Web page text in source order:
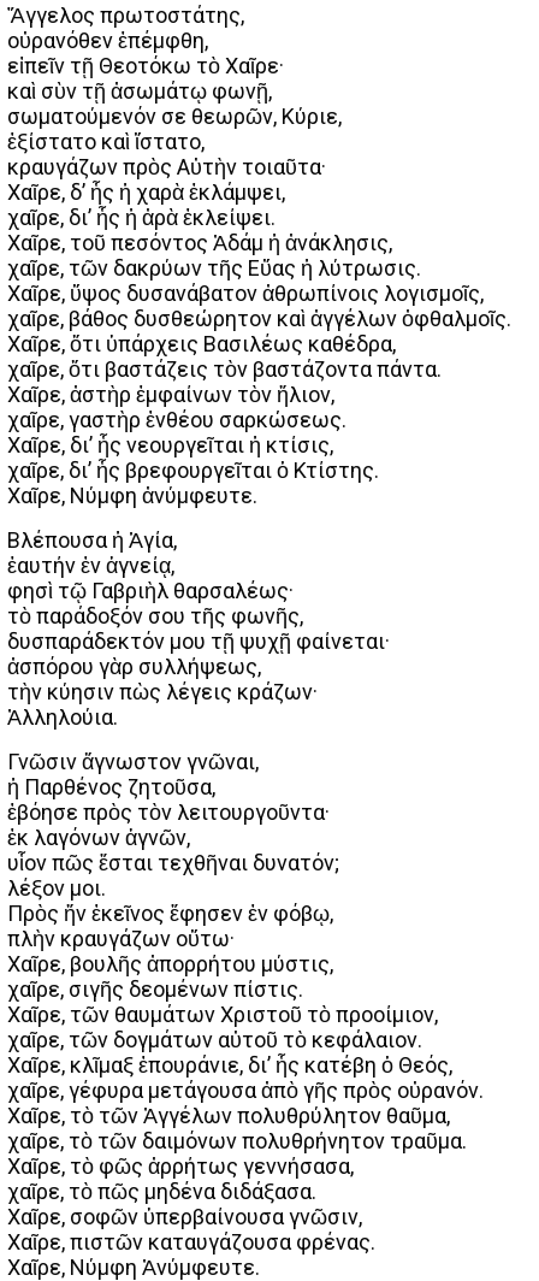
Ἄγγελος πρωτοστάτης,
οὐρανόθεν ἐπέμφθη,
εἰπεῖν τῇ Θεοτόκω τὸ Χαῖρε·
καὶ σὺν τῇ ἀσωμάτῳ φωνῇ,
σωματούμενόν σε θεωρῶν, Κύριε,
ἐξίστατο καὶ ἵστατο,
κραυγάζων πρὸς Αὐτὴν τοιαῦτα·
Χαῖρε, δ’ ἧς ἡ χαρὰ ἐκλάμψει,
χαῖρε, δι’ ἧς ἡ ἀρὰ ἐκλείψει.
Χαῖρε, τοῦ πεσόντος Ἀδάμ ἡ ἀνάκλησις,
χαῖρε, τῶν δακρύων τῆς Εὔας ἡ λύτρωσις.
Χαῖρε, ὕψος δυσανάβατον ἀθρωπίνοις λογισμοῖς,
χαῖρε, βάθος δυσθεώρητον καὶ ἀγγέλων ὀφθαλμοῖς.
Χαῖρε, ὅτι ὑπάρχεις Βασιλέως καθέδρα,
χαῖρε, ὅτι βαστάζεις τὸν βαστάζοντα πάντα.
Χαῖρε, ἀστὴρ ἐμφαίνων τὸν ἥλιον,
χαῖρε, γαστὴρ ἐνθέου σαρκώσεως.
Χαῖρε, δι’ ἧς νεουργεῖται ἡ κτίσις,
χαῖρε, δι’ ἧς βρεφουργεῖται ὁ Κτίστης.
Χαῖρε, Νύμφη ἀνύμφευτε.
Βλέπουσα ἡ Ἁγία,
ἑαυτήν ἐν ἁγνείᾳ,
φησὶ τῷ Γαβριὴλ θαρσαλέως·
τὸ παράδοξόν σου τῆς φωνῆς,
δυσπαράδεκτόν μου τῇ ψυχῇ φαίνεται·
ἀσπόρου γὰρ συλλήψεως,
τὴν κύησιν πὼς λέγεις κράζων·
Ἀλληλούια.
Γνῶσιν ἄγνωστον γνῶναι,
ἡ Παρθένος ζητοῦσα,
ἐβόησε πρὸς τὸν λειτουργοῦντα·
ἐκ λαγόνων ἁγνῶν,
υἷον πῶς ἔσται τεχθῆναι δυνατόν;
λέξον μοι.
Πρὸς ἥν ἐκεῖνος ἔφησεν ἐν φόβῳ,
πλὴν κραυγάζων οὕτω·
Χαῖρε, βουλῆς ἀπορρήτου μύστις,
χαῖρε, σιγῆς δεομένων πίστις.
Χαῖρε, τῶν θαυμάτων Χριστοῦ τὸ προοίμιον,
χαῖρε, τῶν δογμάτων αὐτοῦ τὸ κεφάλαιον.
Χαῖρε, κλῖμαξ ἐπουράνιε, δι’ ἧς κατέβη ὁ Θεός,
χαῖρε, γέφυρα μετάγουσα ἀπὸ γῆς πρὸς οὐρανόν.
Χαῖρε, τὸ τῶν Ἀγγέλων πολυθρύλητον θαῦμα,
χαῖρε, τὸ τῶν δαιμόνων πολυθρήνητον τραῦμα.
Χαῖρε, τὸ φῶς ἀρρήτως γεννήσασα,
χαῖρε, τὸ πῶς μηδένα διδάξασα.
Χαῖρε, σοφῶν ὑπερβαίνουσα γνῶσιν,
Χαῖρε, πιστῶν καταυγάζουσα φρένας.
Χαῖρε, Νύμφη Ἀνύμφευτε.